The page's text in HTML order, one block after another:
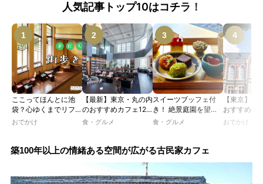
人気記事トップ10はコチラ！
ここってほんとに池
袋？心ゆくまでリフレ
ッシュできる池袋・街
おさんぽ部】
おでかけ
【最新】東京・丸の内
のおすすめカフェ12
選｜ひとりでゆったり
るカフェ、優雅なホテ
食・グルメ
スイーツブッフェ付
き！ 絶景庭園を望む
ホテルレストランで味
ツトレンドVol.105】
食・グルメ
【東京】レ
おすすめカ
｜文化財・
おでかけ
築100年以上の情緒ある空間が広がる古民家カフェ